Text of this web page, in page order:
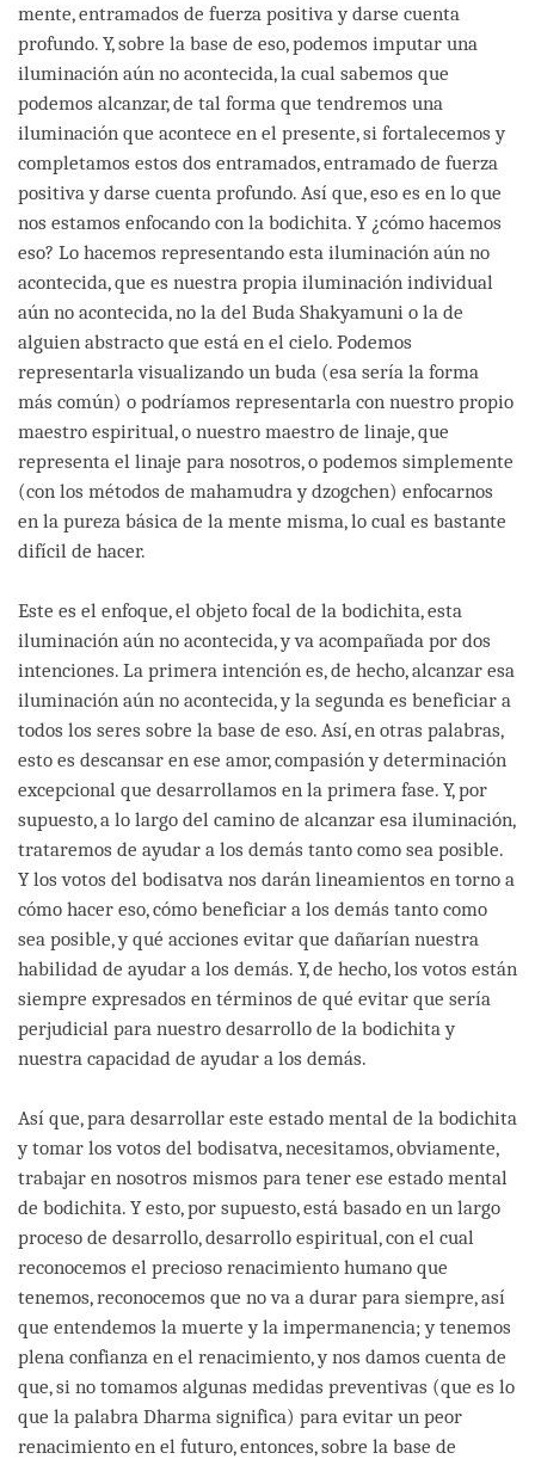
mente, entramados de fuerza positiva y darse cuenta
profundo. Y, sobre la base de eso, podemos imputar una
iluminación aún no acontecida, la cual sabemos que
podemos alcanzar, de tal forma que tendremos una
iluminación que acontece en el presente, si fortalecemos y
completamos estos dos entramados, entramado de fuerza
positiva y darse cuenta profundo. Así que, eso es en lo que
nos estamos enfocando con la bodichita. Y ¿cómo hacemos
eso? Lo hacemos representando esta iluminación aún no
acontecida, que es nuestra propia iluminación individual
aún no acontecida, no la del Buda Shakyamuni o la de
alguien abstracto que está en el cielo. Podemos
representarla visualizando un buda (esa sería la forma
más común) o podríamos representarla con nuestro propio
maestro espiritual, o nuestro maestro de linaje, que
representa el linaje para nosotros, o podemos simplemente
(con los métodos de mahamudra y dzogchen) enfocarnos
en la pureza básica de la mente misma, lo cual es bastante
difícil de hacer.
Este es el enfoque, el objeto focal de la bodichita, esta
iluminación aún no acontecida, y va acompañada por dos
intenciones. La primera intención es, de hecho, alcanzar esa
iluminación aún no acontecida, y la segunda es beneficiar a
todos los seres sobre la base de eso. Así, en otras palabras,
esto es descansar en ese amor, compasión y determinación
excepcional que desarrollamos en la primera fase. Y, por
supuesto, a lo largo del camino de alcanzar esa iluminación,
trataremos de ayudar a los demás tanto como sea posible.
Y los votos del bodisatva nos darán lineamientos en torno a
cómo hacer eso, cómo beneficiar a los demás tanto como
sea posible, y qué acciones evitar que dañarían nuestra
habilidad de ayudar a los demás. Y, de hecho, los votos están
siempre expresados en términos de qué evitar que sería
perjudicial para nuestro desarrollo de la bodichita y
nuestra capacidad de ayudar a los demás.
Así que, para desarrollar este estado mental de la bodichita
y tomar los votos del bodisatva, necesitamos, obviamente,
trabajar en nosotros mismos para tener ese estado mental
de bodichita. Y esto, por supuesto, está basado en un largo
proceso de desarrollo, desarrollo espiritual, con el cual
reconocemos el precioso renacimiento humano que
tenemos, reconocemos que no va a durar para siempre, así
que entendemos la muerte y la impermanencia; y tenemos
plena confianza en el renacimiento, y nos damos cuenta de
que, si no tomamos algunas medidas preventivas (que es lo
que la palabra Dharma significa) para evitar un peor
renacimiento en el futuro, entonces, sobre la base de